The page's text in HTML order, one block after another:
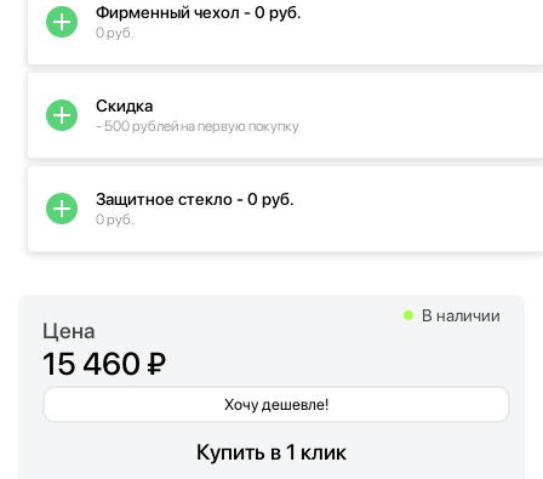
Цена
15 460 ₽
Хочу дешевле!
В наличии
Купить в 1 клик
Фирменный чехол - 0 руб.
0 руб.
Скидка
- 500 рублей на первую покупку
Защитное стекло - 0 руб.
0 руб.